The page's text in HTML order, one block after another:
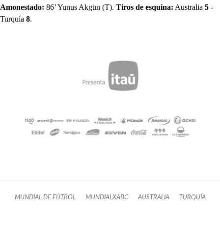
Amonestado: 86’ Yunus Akgün (T). Tiros de esquina: Australia 5 -
Turquía 8.
MUNDIAL DE FÚTBOL MUNDIALXABC AUSTRALIA TURQUÍA